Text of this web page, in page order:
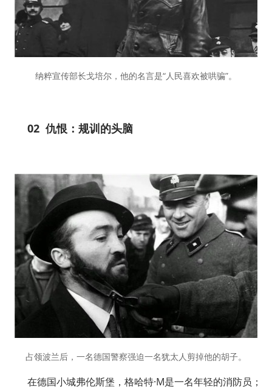
纳粹宣传部长戈培尔，他的名言是“人民喜欢被哄骗”。
02 仇恨：规训的头脑
占领波兰后，一名德国警察强迫一名犹太人剪掉他的胡子。
在德国小城弗伦斯堡，格哈特·M是一名年轻的消防员；